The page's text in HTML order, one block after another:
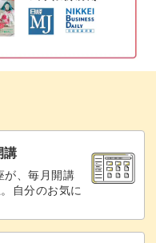
ルな仕上がりに。
にできるよう動画で解
作成
に目を引くのはバスケ
15:01
する 17:42
18:26
講
が、毎月開講
自分のお気に